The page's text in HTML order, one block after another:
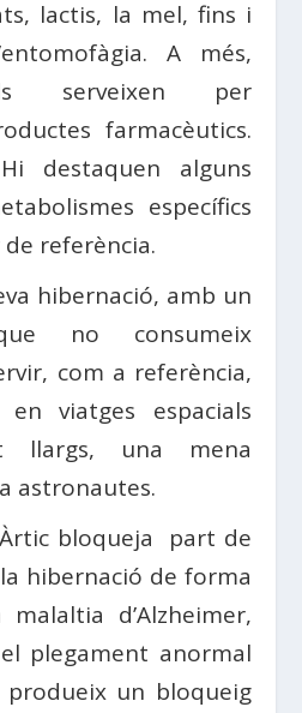
lactis, la mel, fins i
A més,
serveixen per
farmacèutics.
destaquen alguns
específics
referència.
hibernació, amb un
no consumeix
com a referència,
viatges espacials
llargs, una mena
astronautes.
bloqueja part de
hibernació de forma
d’Alzheimer,
plegament anormal
un bloqueig